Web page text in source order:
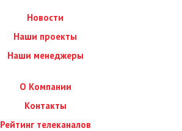
Новости
Наши проекты
Наши менеджеры
О Компании
Контакты
Рейтинг телеканалов